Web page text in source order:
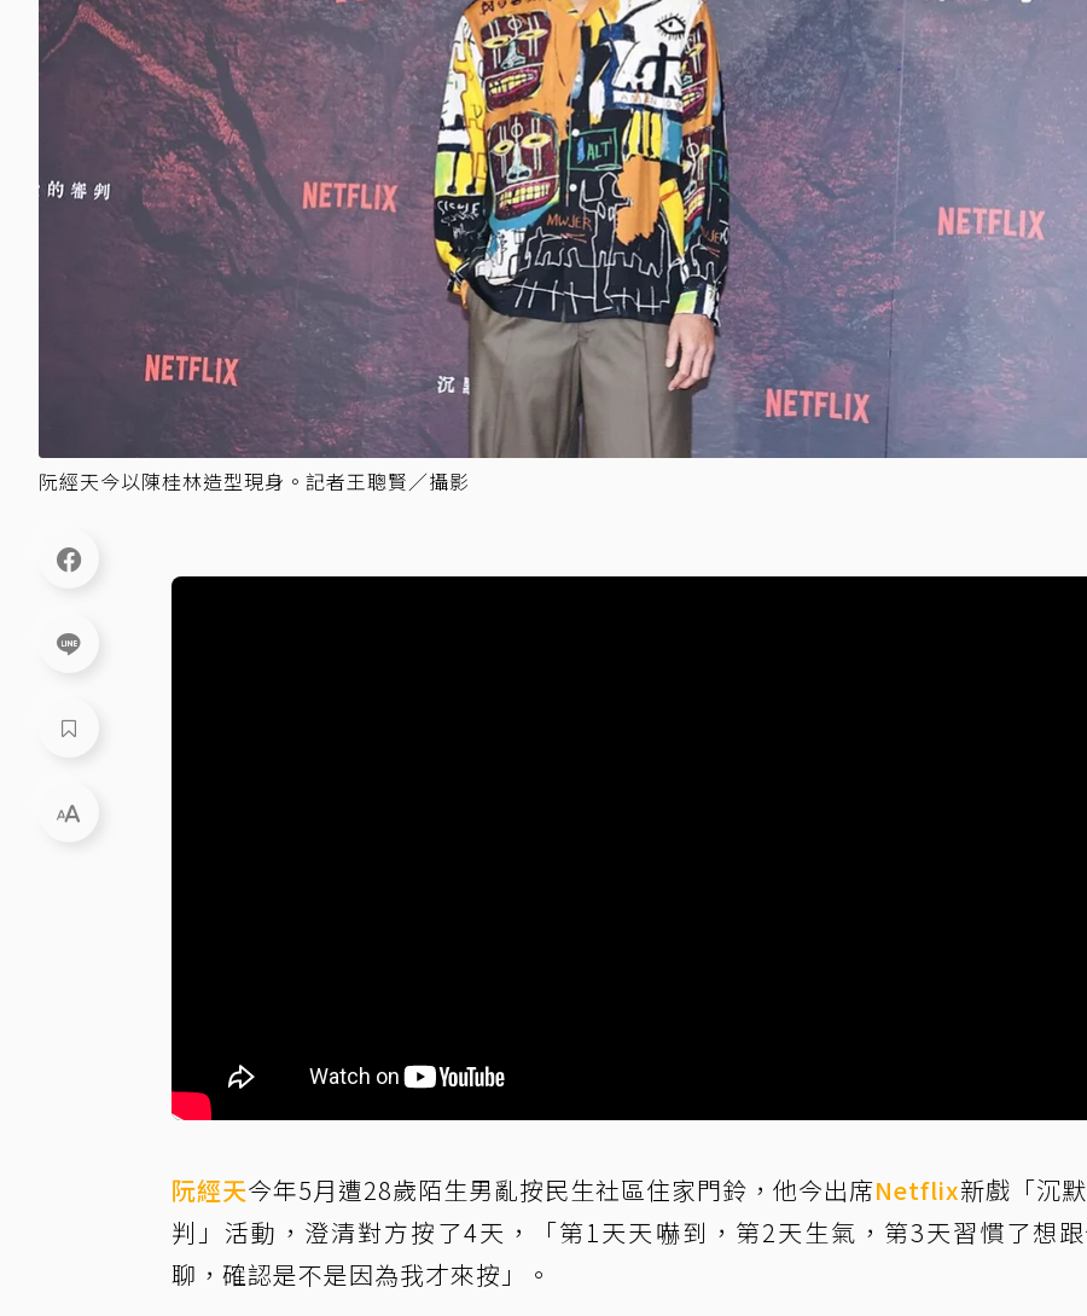
阮經天今以陳桂林造型現身。記者王聰賢／攝影
阮經天今年5月遭28歲陌生男亂按民生社區住家門鈴，他今出席Netflix新戲「沉
判」活動，澄清對方按了4天，「第1天天嚇到，第2天生氣，第3天習慣了想
聊，確認是不是因為我才來按」。